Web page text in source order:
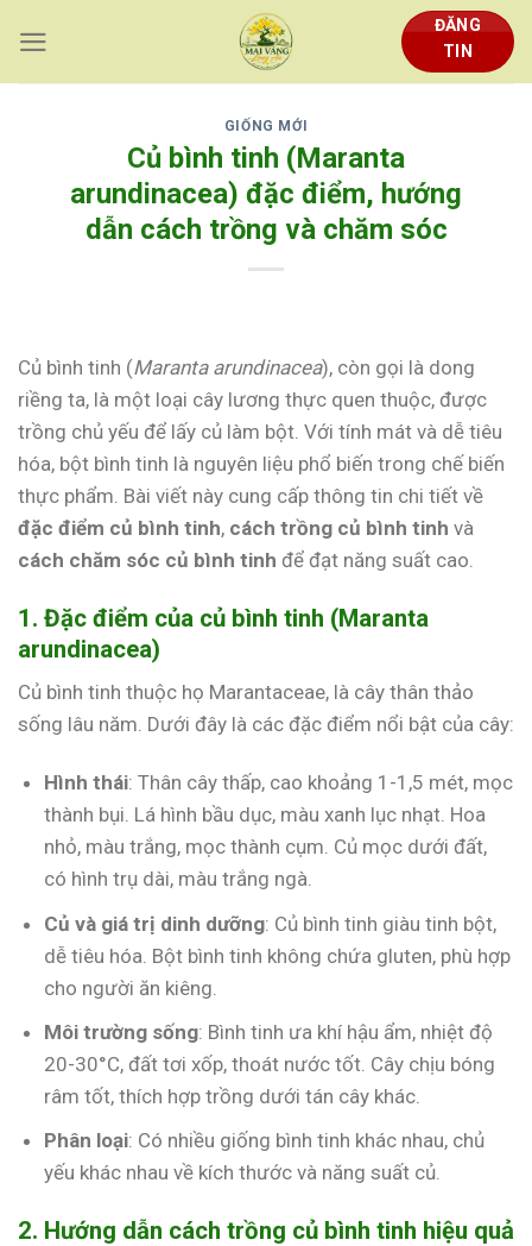
content
ĐĂNG
TIN
GIỐNG MỚI
Củ bình tinh (Maranta
arundinacea) đặc điểm, hướng
dẫn cách trồng và chăm sóc
Củ bình tinh (Maranta arundinacea), còn gọi là dong
riềng ta, là một loại cây lương thực quen thuộc, được
trồng chủ yếu để lấy củ làm bột. Với tính mát và dễ tiêu
hóa, bột bình tinh là nguyên liệu phổ biến trong chế biến
thực phẩm. Bài viết này cung cấp thông tin chi tiết về
đặc điểm củ bình tinh, cách trồng củ bình tinh và
cách chăm sóc củ bình tinh để đạt năng suất cao.
1. Đặc điểm của củ bình tinh (Maranta
arundinacea)
Củ bình tinh thuộc họ Marantaceae, là cây thân thảo
sống lâu năm. Dưới đây là các đặc điểm nổi bật của cây:
Hình thái: Thân cây thấp, cao khoảng 1-1,5 mét, mọc
thành bụi. Lá hình bầu dục, màu xanh lục nhạt. Hoa
nhỏ, màu trắng, mọc thành cụm. Củ mọc dưới đất,
có hình trụ dài, màu trắng ngà.
Củ và giá trị dinh dưỡng: Củ bình tinh giàu tinh bột,
dễ tiêu hóa. Bột bình tinh không chứa gluten, phù hợp
cho người ăn kiêng.
Môi trường sống: Bình tinh ưa khí hậu ẩm, nhiệt độ
20-30°C, đất tơi xốp, thoát nước tốt. Cây chịu bóng
râm tốt, thích hợp trồng dưới tán cây khác.
Phân loại: Có nhiều giống bình tinh khác nhau, chủ
yếu khác nhau về kích thước và năng suất củ.
2. Hướng dẫn cách trồng củ bình tinh hiệu quả